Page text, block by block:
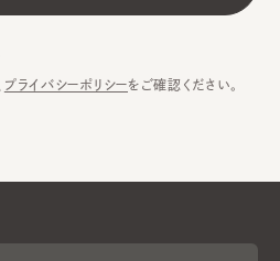
プライバシーポリシーをご確認ください。